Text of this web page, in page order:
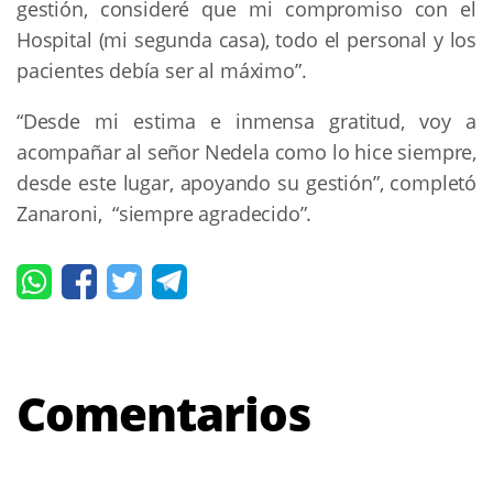
gestión, consideré que mi compromiso con el
Hospital (mi segunda casa), todo el personal y los
pacientes debía ser al máximo”.
“Desde mi estima e inmensa gratitud, voy a
acompañar al señor Nedela como lo hice siempre,
desde este lugar, apoyando su gestión”, completó
Zanaroni, “siempre agradecido”.
Comentarios